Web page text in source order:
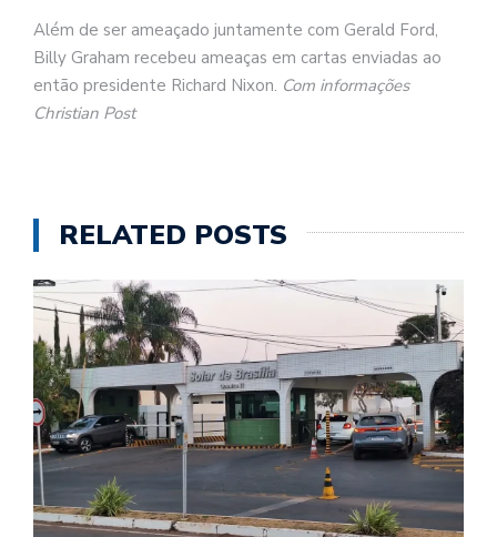
Além de ser ameaçado juntamente com Gerald Ford,
Billy Graham recebeu ameaças em cartas enviadas ao
então presidente Richard Nixon. Com informações
Christian Post
RELATED POSTS